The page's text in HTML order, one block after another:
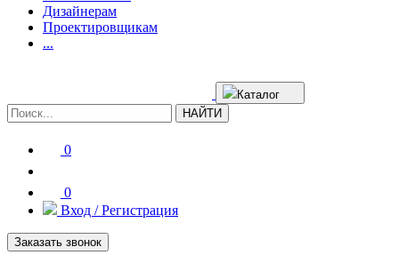
Дизайнерам
Проектировщикам
...
Каталог
НАЙТИ
0
0
Вход / Регистрация
Заказать звонок